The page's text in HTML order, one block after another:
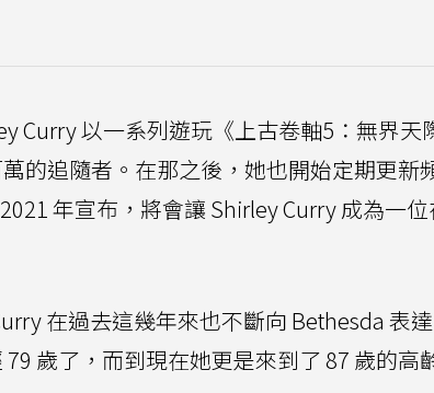
Curry 以一系列遊玩《上古卷軸5：無界天
的追隨者。在那之後，她也開始定期更新
年宣布，將會讓 Shirley Curry 成為一
在過去這幾年來也不斷向 Bethesda 表
歲了，而到現在她更是來到了 87 歲的高